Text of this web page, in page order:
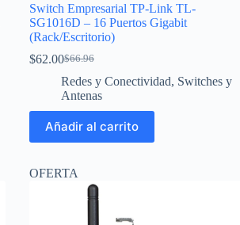
Switch Empresarial TP-Link TL-
SG1016D – 16 Puertos Gigabit
(Rack/Escritorio)
$66.96
El
precio
original
$66.96.
$62.00El
precio
actual
$62.00.
Redes y Conectividad, Switches y
Antenas
Añadir al carrito
OFERTA